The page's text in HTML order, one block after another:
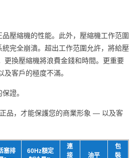
壓縮機的性能。此外，壓縮機工作范圍
完全崩潰。超出工作范圍允許，將給壓
更換壓縮機將浪費金錢和時間。更重要
客戶的極度不滿。
證。
品，才能保護您的商業形象 — 以及客
塞排
60Hz額定
連
接
油平
包
裝